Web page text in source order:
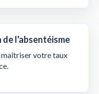
l'absentéisme
maîtriser votre taux